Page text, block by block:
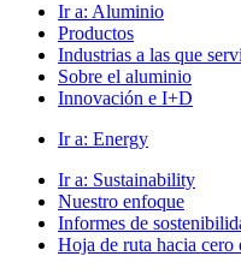
Ir a: Aluminio
Productos
Industrias a las que
Sobre el aluminio
Innovación e I+D
Ir a: Energy
Ir a: Sustainability
Nuestro enfoque
Informes de
Hoja de ruta hacia cero